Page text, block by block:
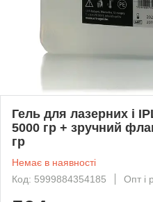
Гель для лазерних і
5000 гр + зручний
гр
Немає в наявності
Код: 5999884354185
Опт і